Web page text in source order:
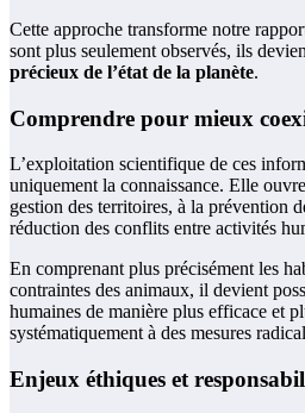
Cette approche transforme notre
sont plus seulement observés, ils
précieux de l’état de la planète.
Comprendre pour mieux
L’exploitation scientifique de ces
uniquement la connaissance. Elle
gestion des territoires, à la prévention
réduction des conflits entre activités
En comprenant plus précisément les
contraintes des animaux, il devient
humaines de manière plus efficace et
systématiquement à des mesures
Enjeux éthiques et